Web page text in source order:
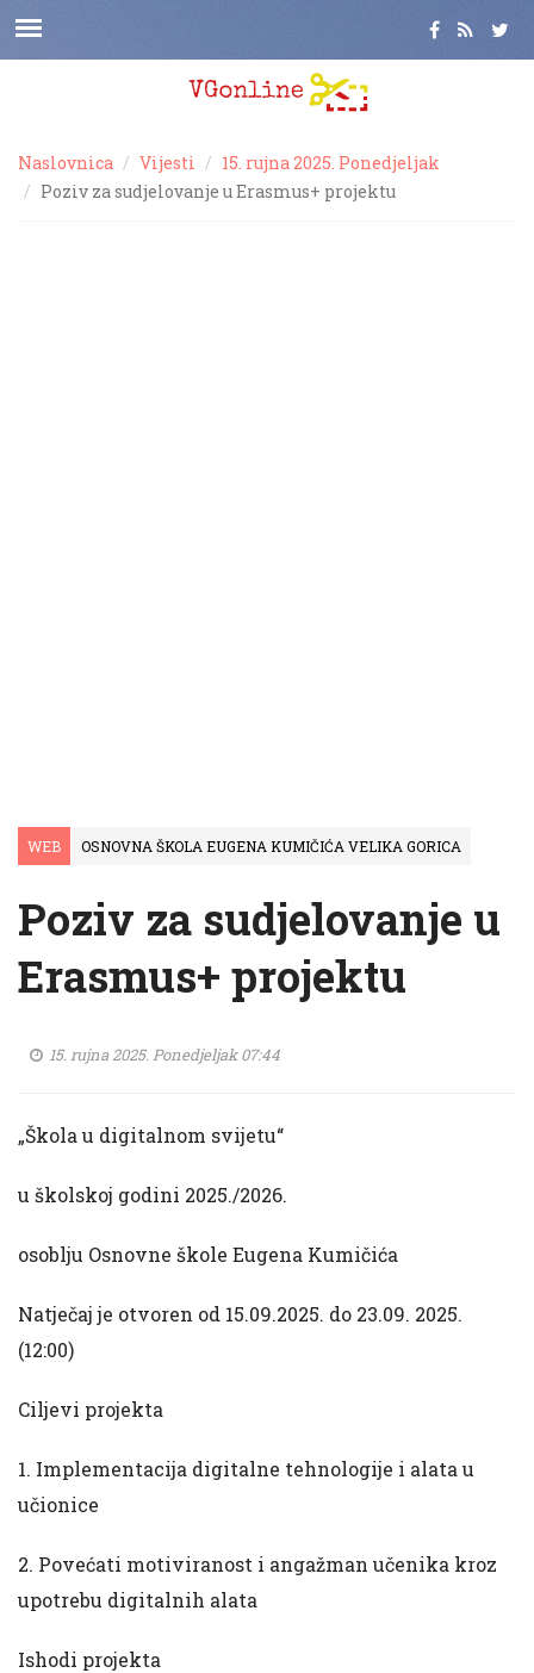
Naslovnica Vijesti
15. rujna 2025. Ponedjeljak
Poziv za sudjelovanje u Erasmus+ projektu
WEB OSNOVNA ŠKOLA EUGENA KUMIČIĆA VELIKA GORICA
Poziv za sudjelovanje u
Erasmus+ projektu
15. rujna 2025. Ponedjeljak 07:44
„Škola u digitalnom svijetu“
u školskoj godini 2025./2026.
osoblju Osnovne škole Eugena Kumičića
Natječaj je otvoren od 15.09.2025. do 23.09. 2025.
(12:00)
Ciljevi projekta
1. Implementacija digitalne tehnologije i alata u
učionice
2. Povećati motiviranost i angažman učenika kroz
upotrebu digitalnih alata
Ishodi projekta